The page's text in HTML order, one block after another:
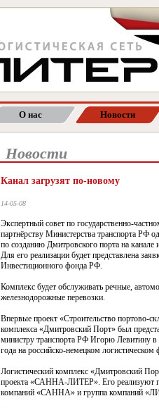
О нас Новости
Новости
Канал загрузят по-новому
14-05-08
Экспертный совет по государственно-
партнёрству Министерства транспорта РФ
по созданию Дмитровского порта на
Для его реализации будет представлена
Инвестиционного фонда РФ.
Комплекс будет обслуживать речные,
железнодорожные перевозки.
Впервые проект «Строительство портово-
комплекса «Дмитровский Порт» был
министру транспорта РФ Игорю Левитину в
года на российско-немецком логистическом
Логистический комплекс «Дмитровский
проекта «САННА-ЛИТЕР». Его реализуют
компаний «САННА» и группа компаний